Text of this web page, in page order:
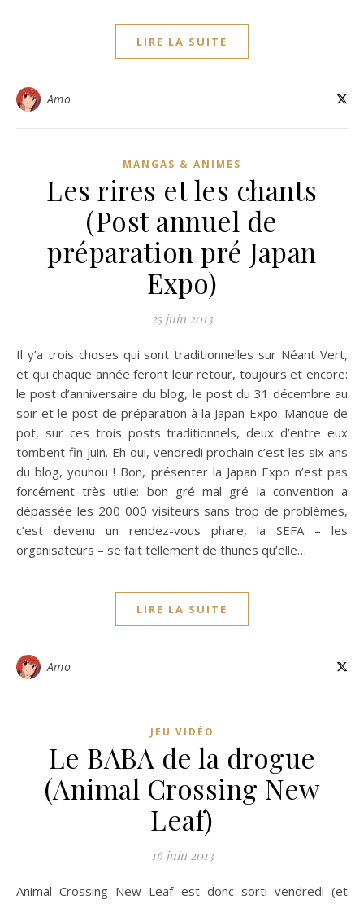
LIRE LA SUITE
Amo
MANGAS & ANIMES
Les rires et les chants
(Post annuel de
préparation pré Japan
Expo)
25 juin 2013
Il y’a trois choses qui sont traditionnelles sur Néant Vert,
et qui chaque année feront leur retour, toujours et encore:
le post d’anniversaire du blog, le post du 31 décembre au
soir et le post de préparation à la Japan Expo. Manque de
pot, sur ces trois posts traditionnels, deux d’entre eux
tombent fin juin. Eh oui, vendredi prochain c’est les six ans
du blog, youhou ! Bon, présenter la Japan Expo n’est pas
forcément très utile: bon gré mal gré la convention a
dépassée les 200 000 visiteurs sans trop de problèmes,
c’est devenu un rendez-vous phare, la SEFA – les
organisateurs – se fait tellement de thunes qu’elle…
LIRE LA SUITE
Amo
JEU VIDÉO
Le BABA de la drogue
(Animal Crossing New
Leaf)
16 juin 2013
Animal Crossing New Leaf est donc sorti vendredi (et